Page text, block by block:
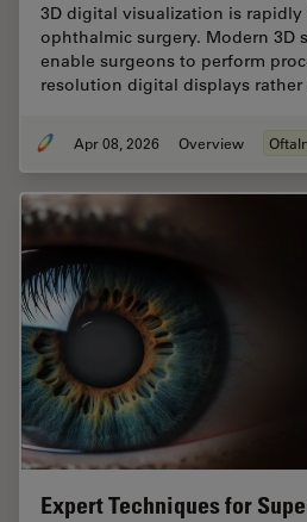
3D digital visualization is
ophthalmic surgery. Modern 3D
enable surgeons to perform
resolution digital displays
Apr 08, 2026 Overview
Expert Techniques for